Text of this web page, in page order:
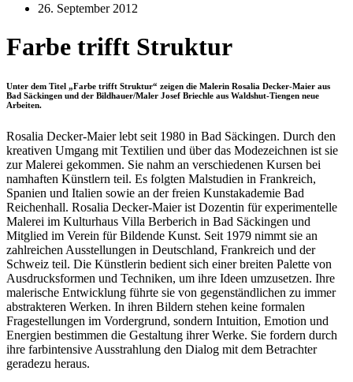
26. September 2012
Farbe trifft Struktur
Unter dem Titel „Farbe trifft Struktur“ zeigen die Malerin Rosalia Decker-Maier aus
Bad Säckingen und der Bildhauer/Maler Josef Briechle aus Waldshut-Tiengen neue
Arbeiten.
Rosalia Decker-Maier lebt seit 1980 in Bad Säckingen. Durch den
kreativen Umgang mit Textilien und über das Modezeichnen ist sie
zur Malerei gekommen. Sie nahm an verschiedenen Kursen bei
namhaften Künstlern teil. Es folgten Malstudien in Frankreich,
Spanien und Italien sowie an der freien Kunstakademie Bad
Reichenhall. Rosalia Decker-Maier ist Dozentin für experimentelle
Malerei im Kulturhaus Villa Berberich in Bad Säckingen und
Mitglied im Verein für Bildende Kunst. Seit 1979 nimmt sie an
zahlreichen Ausstellungen in Deutschland, Frankreich und der
Schweiz teil. Die Künstlerin bedient sich einer breiten Palette von
Ausdrucksformen und Techniken, um ihre Ideen umzusetzen. Ihre
malerische Entwicklung führte sie von gegenständlichen zu immer
abstrakteren Werken. In ihren Bildern stehen keine formalen
Fragestellungen im Vordergrund, sondern Intuition, Emotion und
Energien bestimmen die Gestaltung ihrer Werke. Sie fordern durch
ihre farbintensive Ausstrahlung den Dialog mit dem Betrachter
geradezu heraus.